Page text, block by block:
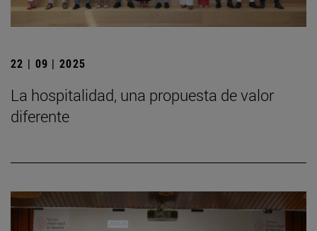
22 | 09 | 2025
La hospitalidad, una propuesta de valor
diferente